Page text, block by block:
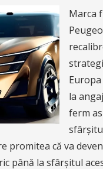
Marca
la
ferm
promitea că va
până la sfârșitul